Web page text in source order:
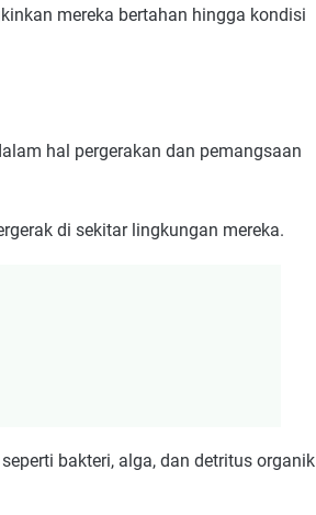
mereka bertahan hingga kondisi
hal pergerakan dan pemangsaan
di sekitar lingkungan mereka.
bakteri, alga, dan detritus organik